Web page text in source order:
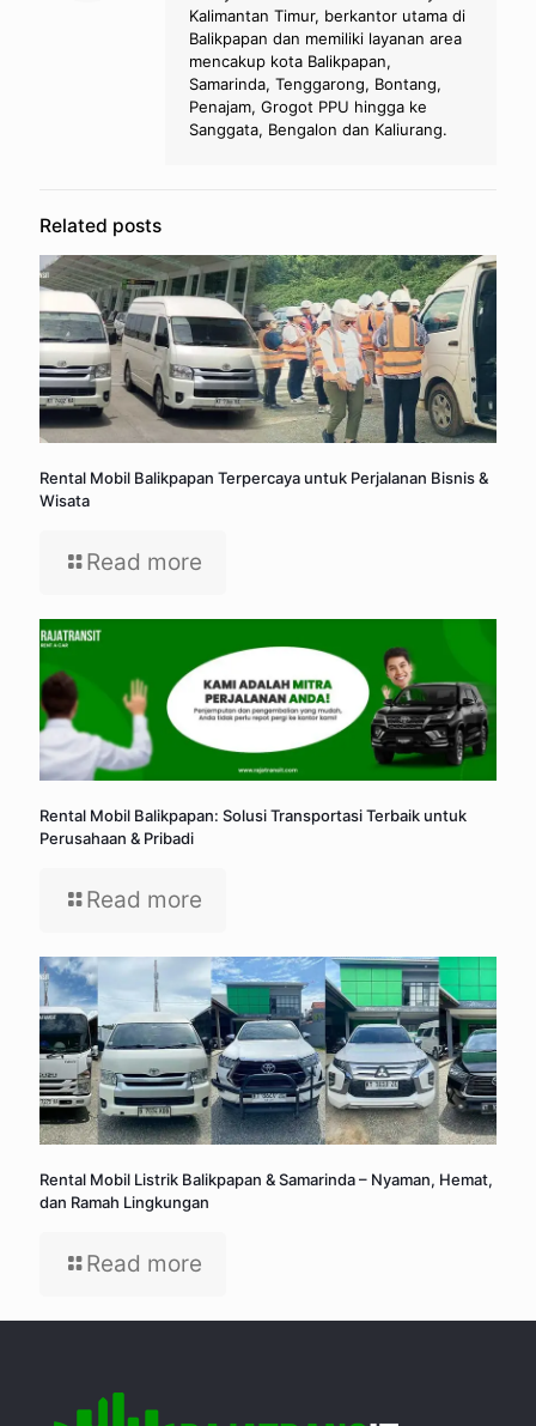
Kalimantan Timur, berkantor utama di
Balikpapan dan memiliki layanan area
mencakup kota Balikpapan,
Samarinda, Tenggarong, Bontang,
Penajam, Grogot PPU hingga ke
Sanggata, Bengalon dan Kaliurang.
Related posts
Rental Mobil Balikpapan Terpercaya untuk Perjalanan Bisnis &
Wisata
Read more
Rental Mobil Balikpapan: Solusi Transportasi Terbaik untuk
Perusahaan & Pribadi
Read more
Rental Mobil Listrik Balikpapan & Samarinda – Nyaman, Hemat,
dan Ramah Lingkungan
Read more